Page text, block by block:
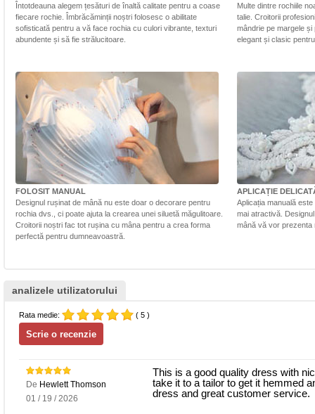
Întotdeauna alegem țesături de înaltă calitate pentru a coase
fiecare rochie. Îmbrăcăminții noștri folosesc o abilitate
sofisticată pentru a vă face rochia cu culori vibrante, texturi
abundente și să fie strălucitoare.
Multe dintre rochiile
talie. Croitorii
mândrie pe margele
elegant și clasic
FOLOSIT MANUAL
Designul rușinat de mână nu este doar o decorare pentru
rochia dvs., ci poate ajuta la crearea unei siluetă măgulitoare.
Croitorii noștri fac tot rușina cu mâna pentru a crea forma
perfectă pentru dumneavoastră.
APLICAȚIE
Aplicația manuală
mai atractivă.
mână vă vor prezenta
analizele utilizatorului
Rata medie: ( 5 )
De Hewlett Thomson
01 / 19 / 2026
This is a good quality dress with
take it to a tailor to get it hemmed
dress and great customer service.